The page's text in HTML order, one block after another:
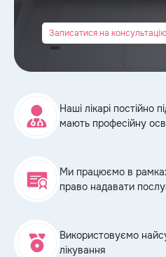
Записатися на консультацію
Наші лікарі постійно
мають професійну
Ми працюємо в
право надавати
Використовуємо
лікування